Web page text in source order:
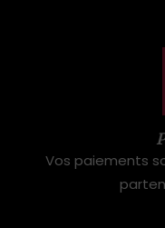
Vos paiements